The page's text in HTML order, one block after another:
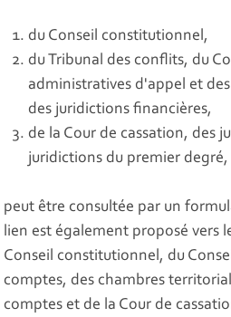
du Conseil constitutionnel,
du Tribunal des conflits, du
administratives d'appel et
des juridictions financières,
de la Cour de cassation, des
juridictions du premier degré,
peut être consultée par un
lien est également proposé vers
Conseil constitutionnel, du
comptes, des chambres
comptes et de la Cour de